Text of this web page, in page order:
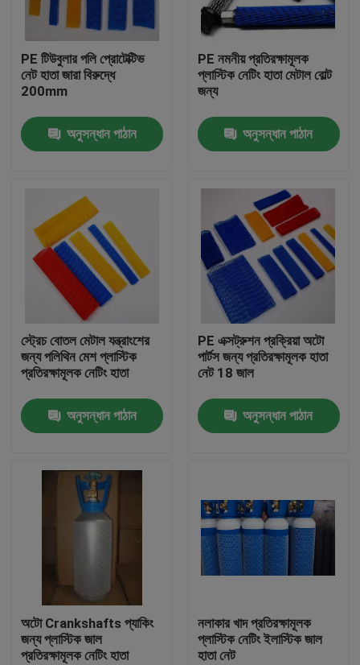
পণ্য
আমাদের সম্পর্কে
কারখানা ভ্রমণ
মান নিয়ন্ত্রণ
উদ্ধৃতির জন্য আবেদন
তাপ সঙ্কুচিত নল
ঢেউখেলান নমনীয় টিউবিং
PE টিউবুলার পলি প্রোটেক্টিভ
নেট হাতা জারা বিরুদ্ধে
200mm
অনুসন্ধান পাঠান
PE নমনীয় প্রতিরক্ষামূলক
প্লাস্টিক নেটিং হাতা মেটাল বোল্ট
জন্য
অনুসন্ধান পাঠান
স্ট্রেচ বোতল মেটাল যন্ত্রাংশের
জন্য পলিথিন মেশ প্লাস্টিক
প্রতিরক্ষামূলক নেটিং হাতা
অনুসন্ধান পাঠান
PE এক্সট্রুশন প্রক্রিয়া অটো
পার্টস জন্য প্রতিরক্ষামূলক হাতা
নেট 18 জাল
অনুসন্ধান পাঠান
অটো Crankshafts প্যাকিং
জন্য প্লাস্টিক জাল
প্রতিরক্ষামূলক নেটিং হাতা
নলাকার খাদ প্রতিরক্ষামূলক
প্লাস্টিক নেটিং ইলাস্টিক জাল
হাতা নেট